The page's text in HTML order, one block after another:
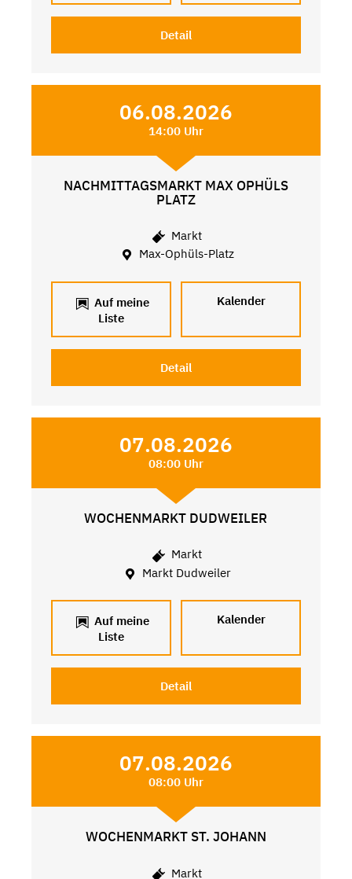
Detail
06.08.2026
14:00 Uhr
NACHMITTAGSMARKT MAX OPHÜLS
PLATZ
Markt
Max-Ophüls-Platz
Auf meine
Liste
Kalender
Detail
07.08.2026
08:00 Uhr
WOCHENMARKT DUDWEILER
Markt
Markt Dudweiler
Auf meine
Liste
Kalender
Detail
07.08.2026
08:00 Uhr
WOCHENMARKT ST. JOHANN
Markt